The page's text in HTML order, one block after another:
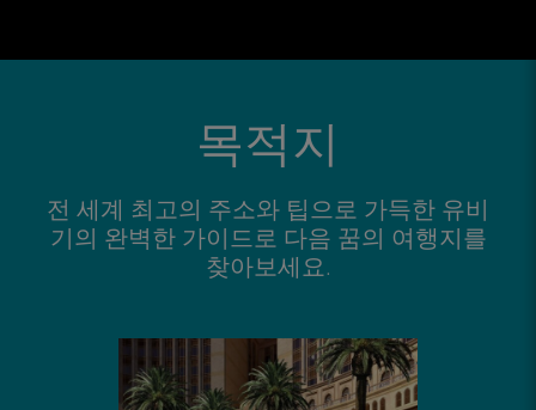
목적지
전 세계 최고의 주소와 팁으로 가득한 유비
기의 완벽한 가이드로 다음 꿈의 여행지를
찾아보세요.